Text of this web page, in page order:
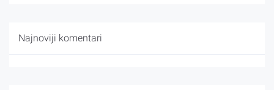
Najnoviji komentari